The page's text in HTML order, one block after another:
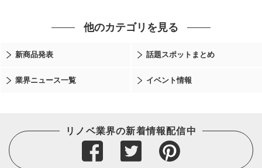
他のカテゴリを見る
新商品発表 話題スポットまとめ
業界ニュース一覧 イベント情報
リノベ業界の新着情報配信中